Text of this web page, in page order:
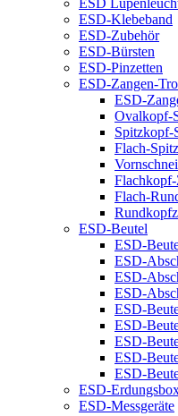
ESD-Klebeband
ESD-Zubehör
ESD-Bürsten
ESD-Pinzetten
ESD-Zangen-
ESD-
Ovalkopf-
Spitzkopf-
Flach-
Flachkopf-
Flach-
ESD-Beutel
ESD-
ESD-
ESD-
ESD-
ESD-
ESD-
ESD-
ESD-
ESD-
ESD-
ESD-Messgeräte